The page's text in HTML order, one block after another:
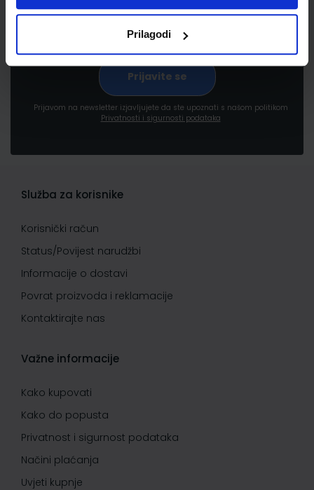
Prilagodi
Prijavom na newsletter izjavljujete da ste upoznati s našom politikom
Privatnosti i sigurnosti podataka
Služba za korisnike
Korisnički račun
Status/Povijest narudžbi
Informacije o dostavi
Povrat proizvoda i reklamacije
Kontaktirajte nas
Važne informacije
Kako kupovati
Kako do popusta
Privatnost i sigurnost podataka
Načini plaćanja
Uvjeti kupnje